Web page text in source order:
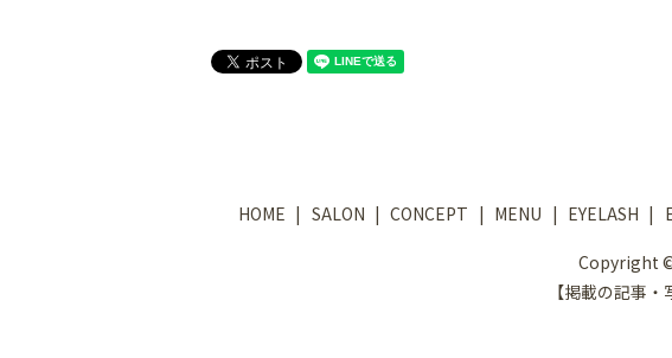
HOME SALON CONCEPT MENU EYELASH
Copyright ©
【掲載の記事